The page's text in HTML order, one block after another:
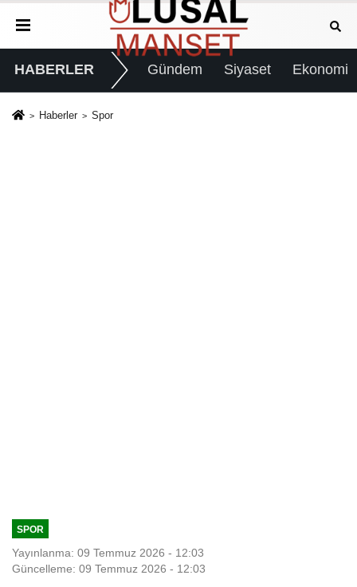
HABERLER Gündem Siyaset Ekonomi
Haberler Spor
SPOR
Yayınlanma: 09 Temmuz 2026 - 12:03
Güncelleme: 09 Temmuz 2026 - 12:03